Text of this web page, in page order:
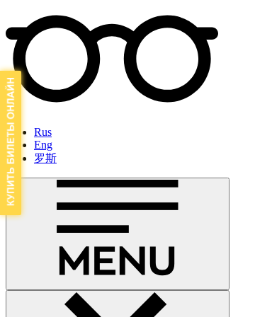
Rus
Eng
罗斯